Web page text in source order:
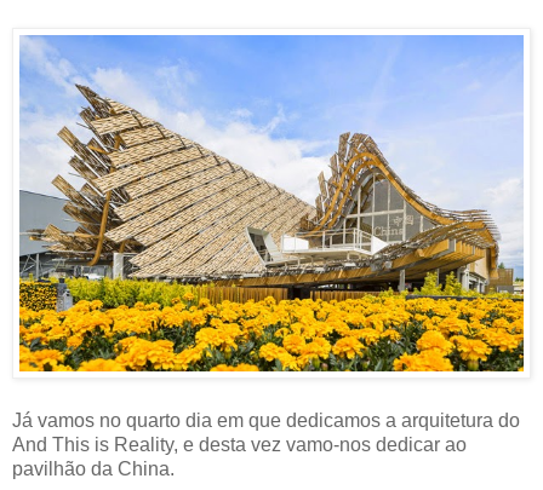
Já vamos no quarto dia em que dedicamos a arquitetura do
And This is Reality, e desta vez vamo-nos dedicar ao
pavilhão da China.